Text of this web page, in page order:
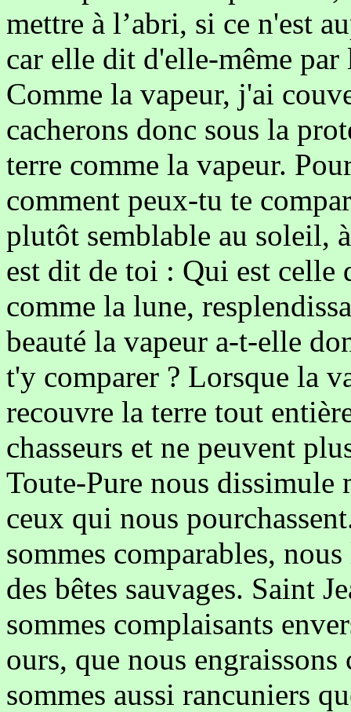
mettre à l’abri, si ce n'est
car elle dit d'elle-même
Comme la vapeur, j'ai
cacherons donc sous la
terre comme la vapeur.
comment peux-tu te
plutôt semblable au soleil,
est dit de toi : Qui est celle
comme la lune,
beauté la vapeur a-t-elle
t'y comparer ? Lorsque la
recouvre la terre tout
chasseurs et ne peuvent
Toute-Pure nous dissimule
ceux qui nous
sommes comparables,
des bêtes sauvages. Saint
sommes complaisants
ours, que nous
sommes aussi rancuniers